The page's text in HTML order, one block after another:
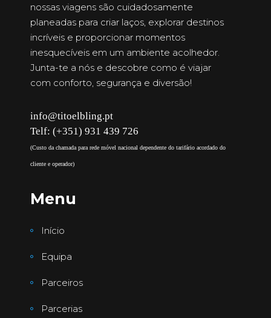
nossas viagens são cuidadosamente
planeadas para criar laços, explorar destinos
incríveis e proporcionar momentos
inesquecíveis em um ambiente acolhedor.
Junta-te a nós e descobre como é viajar
com conforto, segurança e diversão!
info@titoelbling.pt
Telf: (+351) 931 439 726
(Custo da chamada para rede móvel nacional dependente do tarifário acordado do
cliente e operador)
Menu
Início
Equipa
Parceiros
Parcerias